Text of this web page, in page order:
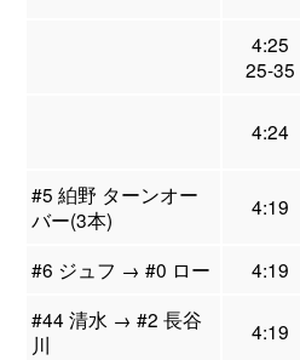
4:25
25-35
4:24
#5 絈野 ターンオー
バー(3本)
4:19
#6 ジュフ → #0 ロー
4:19
#44 清水 → #2 長谷
川
4:19